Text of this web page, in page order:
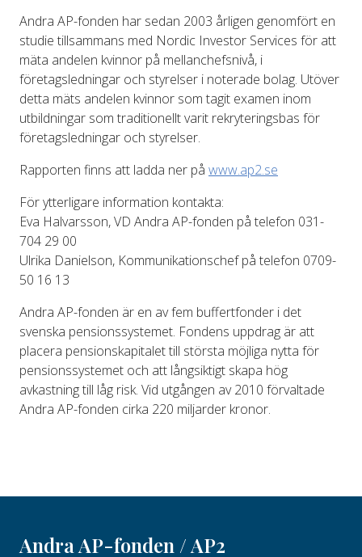
Andra AP-fonden har sedan 2003 årligen genomfört en
studie tillsammans med Nordic Investor Services för att
mäta andelen kvinnor på mellanchefsnivå, i
företagsledningar och styrelser i noterade bolag. Utöver
detta mäts andelen kvinnor som tagit examen inom
utbildningar som traditionellt varit rekryteringsbas för
företagsledningar och styrelser.
Rapporten finns att ladda ner på www.ap2.se
För ytterligare information kontakta:
Eva Halvarsson, VD Andra AP-fonden på telefon 031-
704 29 00
Ulrika Danielson, Kommunikationschef på telefon 0709-
50 16 13
Andra AP-fonden är en av fem buffertfonder i det
svenska pensionssystemet. Fondens uppdrag är att
placera pensionskapitalet till största möjliga nytta för
pensionssystemet och att långsiktigt skapa hög
avkastning till låg risk. Vid utgången av 2010 förvaltade
Andra AP-fonden cirka 220 miljarder kronor.
Andra AP-fonden / AP2